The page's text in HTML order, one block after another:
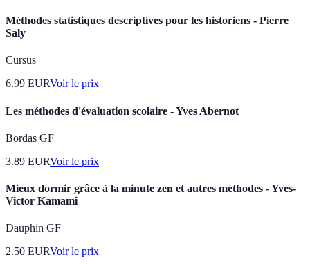
Méthodes statistiques descriptives pour les historiens - Pierre
Saly
Cursus
6.99 EURVoir le prix
Les méthodes d'évaluation scolaire - Yves Abernot
Bordas GF
3.89 EURVoir le prix
Mieux dormir grâce à la minute zen et autres méthodes - Yves-
Victor Kamami
Dauphin GF
2.50 EURVoir le prix